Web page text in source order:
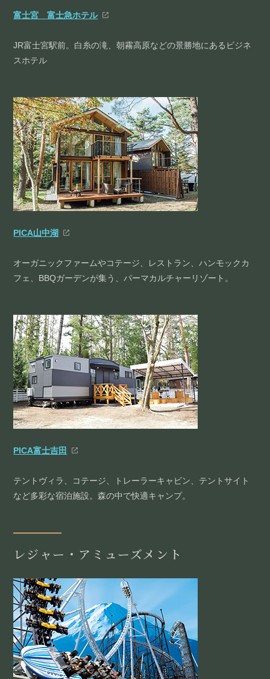
富士宮 富士急ホテル
JR富士宮駅前。白糸の滝、朝霧高原などの景勝地にあるビジネ
スホテル
PICA山中湖
オーガニックファームやコテージ、レストラン、ハンモックカ
フェ、BBQガーデンが集う、パーマカルチャーリゾート。
PICA富士吉田
テントヴィラ、コテージ、トレーラーキャビン、テントサイト
など多彩な宿泊施設。森の中で快適キャンプ。
レジャー・アミューズメント